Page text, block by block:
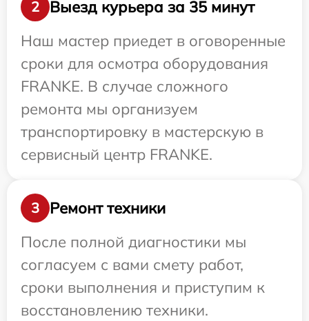
2
Выезд курьера за 35 минут
Наш мастер приедет в оговоренные
сроки для осмотра оборудования
FRANKE. В случае сложного
ремонта мы организуем
транспортировку в мастерскую в
сервисный центр FRANKE.
3
Ремонт техники
После полной диагностики мы
согласуем с вами смету работ,
сроки выполнения и приступим к
восстановлению техники.